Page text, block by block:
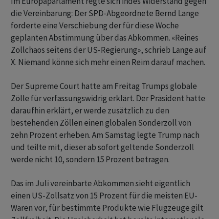
die Vereinbarung: Der SPD-Abgeordnete Bernd Lange
forderte ​eine Verschiebung der für diese Woche
geplanten Abstimmung über ​das Abkommen. «Reines
Zollchaos seitens der US-Regierung», ​schrieb Lange auf
X. Niemand könne sich mehr einen Reim darauf machen.
Der Supreme Court ‌hatte am Freitag Trumps globale
Zölle für verfassungswidrig erklärt. Der Präsident hatte
daraufhin erklärt, er werde zusätzlich zu den
bestehenden Zöllen einen globalen Sonderzoll ​von ​
zehn Prozent erheben. Am Samstag ⁠legte Trump nach
und teilte mit, dieser ab ​sofort geltende Sonderzoll
werde ⁠nicht 10, sondern 15 Prozent betragen.
Das im Juli vereinbarte Abkommen ‌sieht eigentlich
einen US-Zollsatz von 15 Prozent für die meisten EU-
Waren vor, für bestimmte Produkte wie Flugzeuge gilt